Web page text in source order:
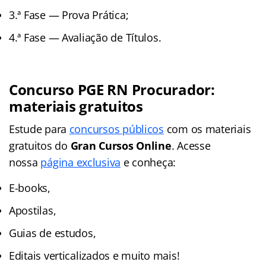
3.ª Fase — Prova Prática;
4.ª Fase — Avaliação de Títulos.
Concurso PGE RN Procurador:
materiais gratuitos
Estude para concursos públicos com os materiais
gratuitos do Gran Cursos Online. Acesse
nossa página exclusiva e conheça:
E-books,
Apostilas,
Guias de estudos,
Editais verticalizados e muito mais!